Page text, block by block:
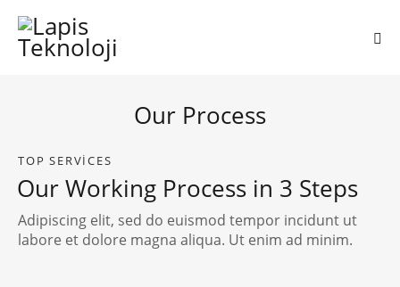
Our Process
TOP SERVICES
Our Working Process in 3 Steps
Adipiscing elit, sed do euismod tempor incidunt ut
labore et dolore magna aliqua. Ut enim ad minim.